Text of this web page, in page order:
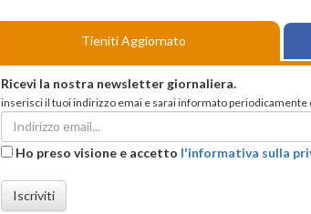
Tieniti Aggiornato
Ricevi la nostra newsletter giornaliera.
inserisci il tuoi indirizzo emai e sarai informato periodicamente
Ho preso visione e accetto l'informativa sulla
Iscriviti